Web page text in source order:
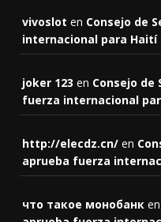
vivoslot en Consejo de
internacional para Haití
joker 123 en Consejo de
fuerza internacional
http://elecdz.cn/ en
aprueba fuerza
что такое монобанк en